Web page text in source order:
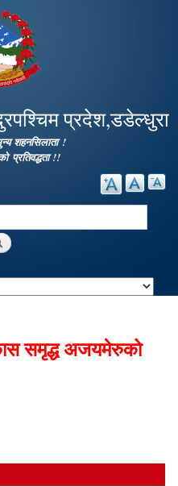
प्रदेश,डडेल्धुरा
शहनसिलाता !
प्रतिवद्धता !!
समृद्ध अजयमेरुको